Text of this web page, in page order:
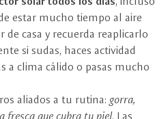
estar mucho tiempo al aire
de casa y recuerda reaplicarlo
si sudas, haces actividad
a clima cálido o pasas mucho
aliados a tu rutina: gorra,
fresca que cubra tu piel. Las